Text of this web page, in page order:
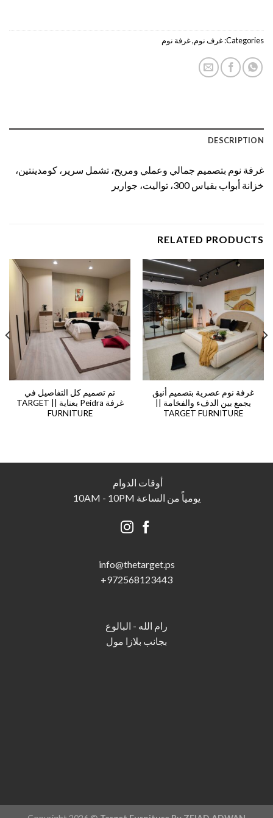
Categories: غرف نوم,غرفة نوم
DESCRIPTION
غرفة نوم بتصميم جمالي وعملي ومريح، تشمل سرير، كومدينتين،
خزانة أبواب بقياس 300، تواليت، جوارير
RELATED PRODUCTS
غرفة نوم عصرية بتصميم أنيق
يجمع بين الدفء والفخامة ||
TARGET FURNITURE
تم تصميم كل التفاصيل في
غرفة Peidra بعناية || TARGET
FURNITURE
أوقات الدوام
يومياً من الساعة 10AM - 10PM
info@thetarget.ps
972568123443
+
رام الله - البالوع
بجانب بلازا مول